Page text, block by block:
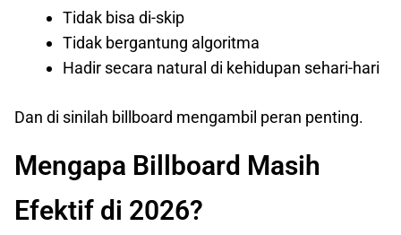
Tidak bisa di-skip
Tidak bergantung algoritma
Hadir secara natural di kehidupan sehari-hari
Dan di sinilah billboard mengambil peran penting.
Mengapa Billboard Masih
Efektif di 2026?